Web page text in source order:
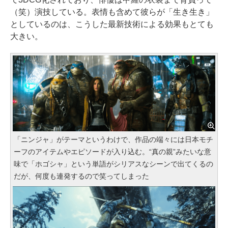
（笑）演技している。表情も含めて彼らが「生き生き」
としているのは、こうした最新技術による効果もとても
大きい。
「ニンジャ」がテーマというわけで、作品の端々には日本モチ
ーフのアイテムやエピソードが入り込む。“真の親”みたいな意
味で「ホゴシャ」という単語がシリアスなシーンで出てくるの
だが、何度も連発するので笑ってしまった